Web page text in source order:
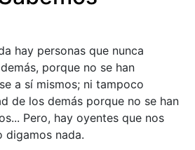
hay personas que nunca
porque no se han
a sí mismos; ni tampoco
de los demás porque no se han
Pero, hay oyentes que nos
digamos nada.